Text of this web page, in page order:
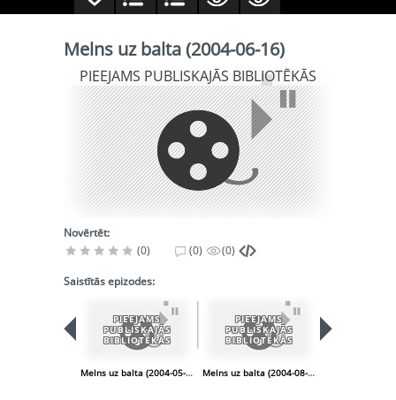
Melns uz balta (2004-06-16)
PIEEJAMS PUBLISKAJĀS BIBLIOTĒKĀS
Novērtēt:
(0)
(0) (0)
Saistītās epizodes:
PIEEJAMS
PUBLISKAJĀS
BIBLIOTĒKĀS
Melns uz balta (2004-05-05)
PIEEJAMS
PUBLISKAJĀS
BIBLIOTĒKĀS
Melns uz balta (2004-08-25)